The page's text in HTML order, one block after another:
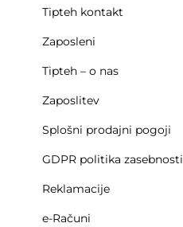
Tipteh kontakt
Zaposleni
Tipteh – o nas
Zaposlitev
Splošni prodajni pogoji
GDPR politika zasebnosti
Reklamacije
e-Računi